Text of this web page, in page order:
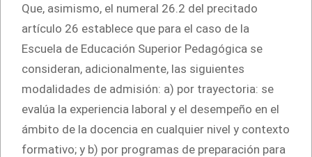
Que, asimismo, el numeral 26.2 del precitado
artículo 26 establece que para el caso de la
Escuela de Educación Superior Pedagógica se
consideran, adicionalmente, las siguientes
modalidades de admisión: a) por trayectoria: se
evalúa la experiencia laboral y el desempeño en el
ámbito de la docencia en cualquier nivel y contexto
formativo; y b) por programas de preparación para